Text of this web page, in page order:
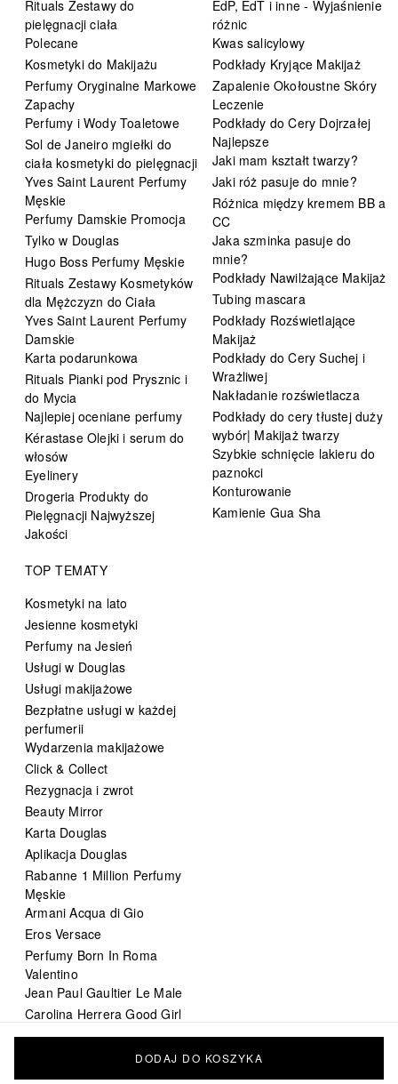
Rituals Zestawy do
pielęgnacji ciała
Polecane
Kosmetyki do Makijażu
Perfumy Oryginalne Markowe
Zapachy
Perfumy i Wody Toaletowe
Sol de Janeiro mgiełki do
ciała kosmetyki do pielęgnacji
Yves Saint Laurent Perfumy
Męskie
Perfumy Damskie Promocja
Tylko w Douglas
Hugo Boss Perfumy Męskie
Rituals Zestawy Kosmetyków
dla Mężczyzn do Ciała
Yves Saint Laurent Perfumy
Damskie
Karta podarunkowa
Rituals Pianki pod Prysznic i
do Mycia
Najlepiej oceniane perfumy
Kérastase Olejki i serum do
włosów
Eyelinery
Drogeria Produkty do
Pielęgnacji Najwyższej
Jakości
EdP, EdT i inne - Wyjaśnienie
różnic
Kwas salicylowy
Podkłady Kryjące Makijaż
Zapalenie Okołoustne Skóry
Leczenie
Podkłady do Cery Dojrzałej
Najlepsze
Jaki mam kształt twarzy?
Jaki róż pasuje do mnie?
Różnica między kremem BB a
CC
Jaka szminka pasuje do
mnie?
Podkłady Nawilżające Makijaż
Tubing mascara
Podkłady Rozświetlające
Makijaż
Podkłady do Cery Suchej i
Wrażliwej
Nakładanie rozświetlacza
Podkłady do cery tłustej duży
wybór| Makijaż twarzy
Szybkie schnięcie lakieru do
paznokci
Konturowanie
Kamienie Gua Sha
TOP TEMATY
Kosmetyki na lato
Jesienne kosmetyki
Perfumy na Jesień
Usługi w Douglas
Usługi makijażowe
Bezpłatne usługi w każdej
perfumerii
Wydarzenia makijażowe
Click & Collect
Rezygnacja i zwrot
Beauty Mirror
Karta Douglas
Aplikacja Douglas
Rabanne 1 Million Perfumy
Męskie
Armani Acqua di Gio
Eros Versace
Perfumy Born In Roma
Valentino
Jean Paul Gaultier Le Male
Carolina Herrera Good Girl
DIOR Sauvage
Chanel Bleu de ChanelDODAJ DO KOSZYKA